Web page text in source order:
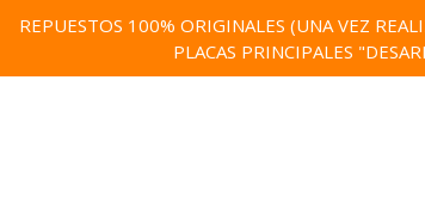
REPUESTOS 100% ORIGINALES (UNA VEZ
PLACAS PRINCIPALES